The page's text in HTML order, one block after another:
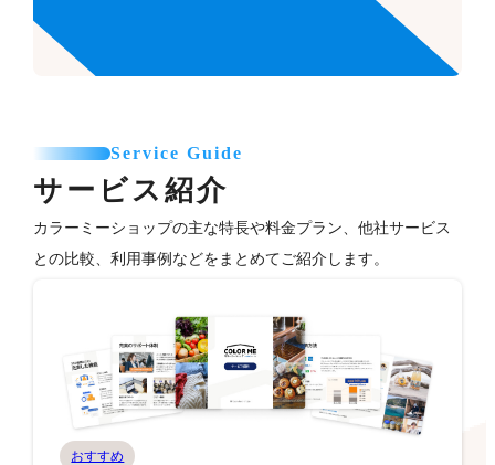
Service Guide
サービス紹介
カラーミーショップの主な特長や料金プラン、他社サービス
との比較、利用事例などをまとめてご紹介します。
おすすめ